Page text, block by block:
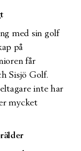
med sin golf
på
får
Sisjö Golf.
inte har
mycket